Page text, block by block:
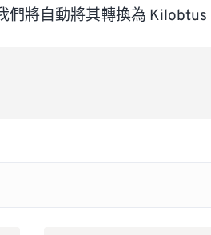
們將自動將其轉換為 Kilobtus